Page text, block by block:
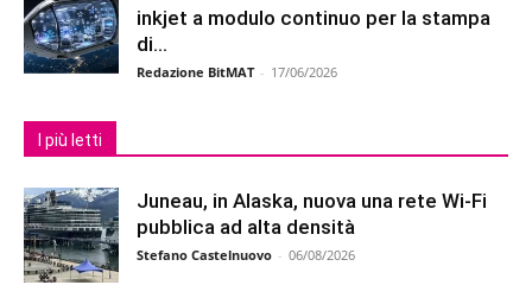
inkjet a modulo continuo per la stampa
di...
Redazione BitMAT - 17/06/2026
I più letti
Juneau, in Alaska, nuova una rete Wi-Fi
pubblica ad alta densità
Stefano Castelnuovo - 06/08/2026